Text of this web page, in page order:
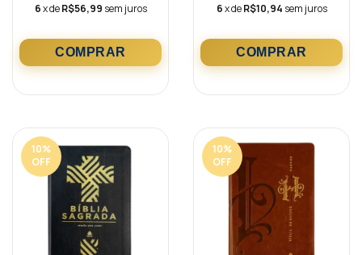
6x deR$56,99 sem juros
6x deR$10,94 sem juros
10%
OFF
10%
OFF